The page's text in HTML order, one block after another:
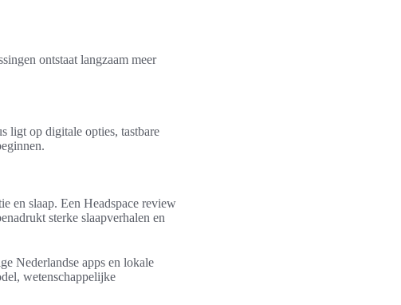
ontstaat langzaam meer
ligt op digitale opties, tastbare
en slaap. Een Headspace review
sterke slaapverhalen en
Nederlandse apps en lokale
wetenschappelijke